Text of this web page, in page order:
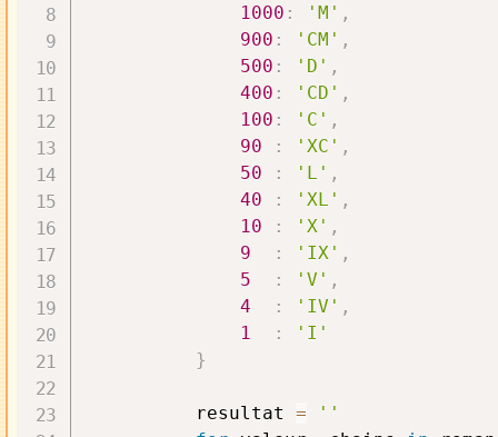
1000 : 'M' ,
900 : 'CM' ,
500 : 'D' ,
400 : 'CD' ,
100 : 'C' ,
90
: 'XC' ,
50
: 'L' ,
40
: 'XL' ,
10
: 'X' ,
9
: 'IX' ,
5
: 'V' ,
4
: 'IV' ,
1
:
'I'
}
          resultat
=
''